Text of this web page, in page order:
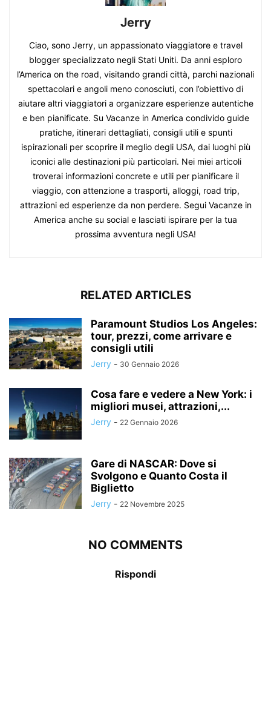
Jerry
Ciao, sono Jerry, un appassionato viaggiatore e travel
blogger specializzato negli Stati Uniti. Da anni esploro
l’America on the road, visitando grandi città, parchi nazionali
spettacolari e angoli meno conosciuti, con l’obiettivo di
aiutare altri viaggiatori a organizzare esperienze autentiche
e ben pianificate. Su Vacanze in America condivido guide
pratiche, itinerari dettagliati, consigli utili e spunti
ispirazionali per scoprire il meglio degli USA, dai luoghi più
iconici alle destinazioni più particolari. Nei miei articoli
troverai informazioni concrete e utili per pianificare il
viaggio, con attenzione a trasporti, alloggi, road trip,
attrazioni ed esperienze da non perdere. Segui Vacanze in
America anche su social e lasciati ispirare per la tua
prossima avventura negli USA!
RELATED ARTICLES
Paramount Studios Los Angeles:
tour, prezzi, come arrivare e
consigli utili
Jerry - 30 Gennaio 2026
Cosa fare e vedere a New York: i
migliori musei, attrazioni,...
Jerry - 22 Gennaio 2026
Gare di NASCAR: Dove si
Svolgono e Quanto Costa il
Biglietto
Jerry - 22 Novembre 2025
NO COMMENTS
Rispondi